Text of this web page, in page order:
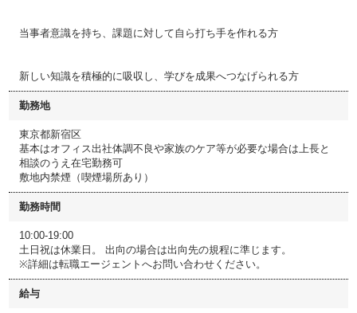
当事者意識を持ち、課題に対して自ら打ち手を作れる方
新しい知識を積極的に吸収し、学びを成果へつなげられる方
勤務地
東京都新宿区
基本はオフィス出社体調不良や家族のケア等が必要な場合は上長と
相談のうえ在宅勤務可
敷地内禁煙（喫煙場所あり）
勤務時間
10:00-19:00
土日祝は休業日。 出向の場合は出向先の規程に準じます。
※詳細は転職エージェントへお問い合わせください。
給与